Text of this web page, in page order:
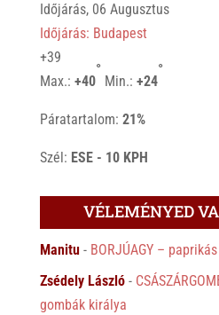
Időjárás, 06 Augusztus
Időjárás: Budapest
+39
Max.: +40
°
Min.: +24
°
Páratartalom: 21%
Szél: ESE - 10 KPH
VÉLEMÉNYED
Manitu- BORJÚAGY –
Zsédely László-
gombák királya